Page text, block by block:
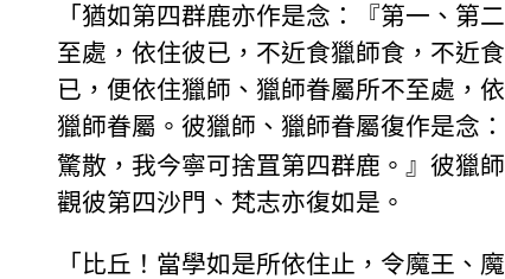
「猶如第四群鹿亦作是念：『第一、第
至處，依住彼已，不近食獵師食，不近
已，便依住獵師、獵師眷屬所不至處，
獵師眷屬。彼獵師、獵師眷屬復作是念
驚散，我今寧可捨罝第四群鹿。』彼獵
觀彼第四沙門、梵志亦復如是。
「比丘！當學如是所依住止，令魔王、